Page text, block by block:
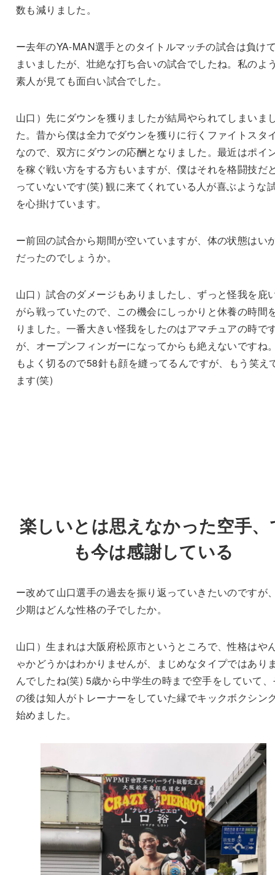
数も減りました。
ー去年のYA-MAN選手とのタイトルマッチの試合は負け
まいましたが、壮絶な打ち合いの試合でしたね。私のよ
素人が見ても面白い試合でした。
山口）先にダウンを獲りましたが結局やられてしまいま
た。昔から僕は全力でダウンを獲りに行くファイトスタ
なので、双方にダウンの応酬となりました。最近はポイ
を稼ぐ戦い方をする方もいますが、僕はそれを格闘技だ
っていないです(笑) 観に来てくれている人が喜ぶような
を心掛けています。
ー前回の試合から期間が空いていますが、体の状態はい
だったのでしょうか。
山口）試合のダメージもありましたし、ずっと怪我を庇
がら戦っていたので、この機会にしっかりと休養の時間
りました。一番大きい怪我をしたのはアマチュアの時で
が、オープンフィンガーになってからも絶えないですね
もよく切るので58針も顔を縫ってるんですが、もう笑え
ます(笑)
楽しいとは思えなかった空手、
も今は感謝している
ー改めて山口選手の過去を振り返っていきたいのですが
少期はどんな性格の子でしたか。
山口）生まれは大阪府松原市というところで、性格はや
ゃかどうかはわかりませんが、まじめなタイプではあり
んでしたね(笑) 5歳から中学生の時まで空手をしていて
の後は知人がトレーナーをしていた縁でキックボクシン
始めました。